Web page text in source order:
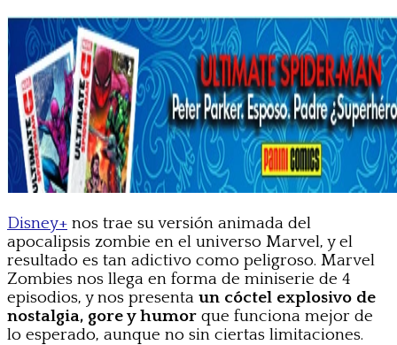
Disney+ nos trae su versión animada del
apocalipsis zombie en el universo Marvel, y el
resultado es tan adictivo como peligroso. Marvel
Zombies nos llega en forma de miniserie de 4
episodios, y nos presenta un cóctel explosivo de
nostalgia, gore y humor que funciona mejor de
lo esperado, aunque no sin ciertas limitaciones.